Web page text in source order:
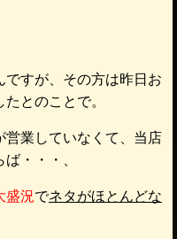
すが、その方は昨日お
とのことで。
業していなくて、当店
・・・、
盛況でネタがほとんどな